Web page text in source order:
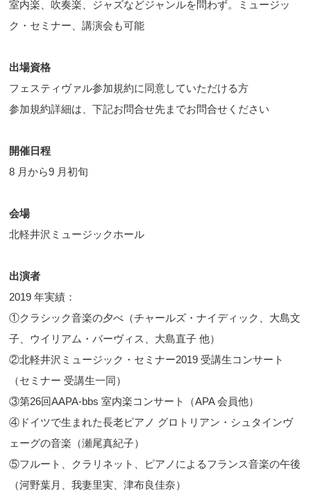
室内楽、吹奏楽、ジャズなどジャンルを問わず。ミュージッ
ク・セミナー、講演会も可能
出場資格
フェスティヴァル参加規約に同意していただける方
参加規約詳細は、下記お問合せ先までお問合せください
開催日程
8 月から9 月初旬
会場
北軽井沢ミュージックホール
出演者
2019 年実績：
①クラシック音楽の夕べ（チャールズ・ナイディック、大島文
子、ウイリアム・バーヴィス、大島直子 他）
②北軽井沢ミュージック・セミナー2019 受講生コンサート
（セミナー 受講生一同）
③第26回AAPA-bbs 室内楽コンサート（APA 会員他）
④ドイツで生まれた長老ピアノ グロトリアン・シュタインヴ
ェーグの音楽（瀬尾真紀子）
⑤フルート、クラリネット、ピアノによるフランス音楽の午後
（河野葉月、我妻里実、津布良佳奈）